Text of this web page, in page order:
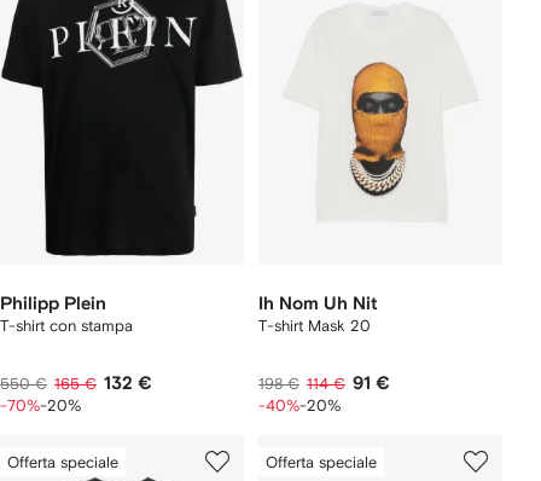
Philipp Plein
T-shirt con stampa
550 € 165 € 132 €
-70%-20%
Ih Nom Uh Nit
T-shirt Mask 20
198 € 114 € 91 €
-40%-20%
Offerta speciale Offerta speciale